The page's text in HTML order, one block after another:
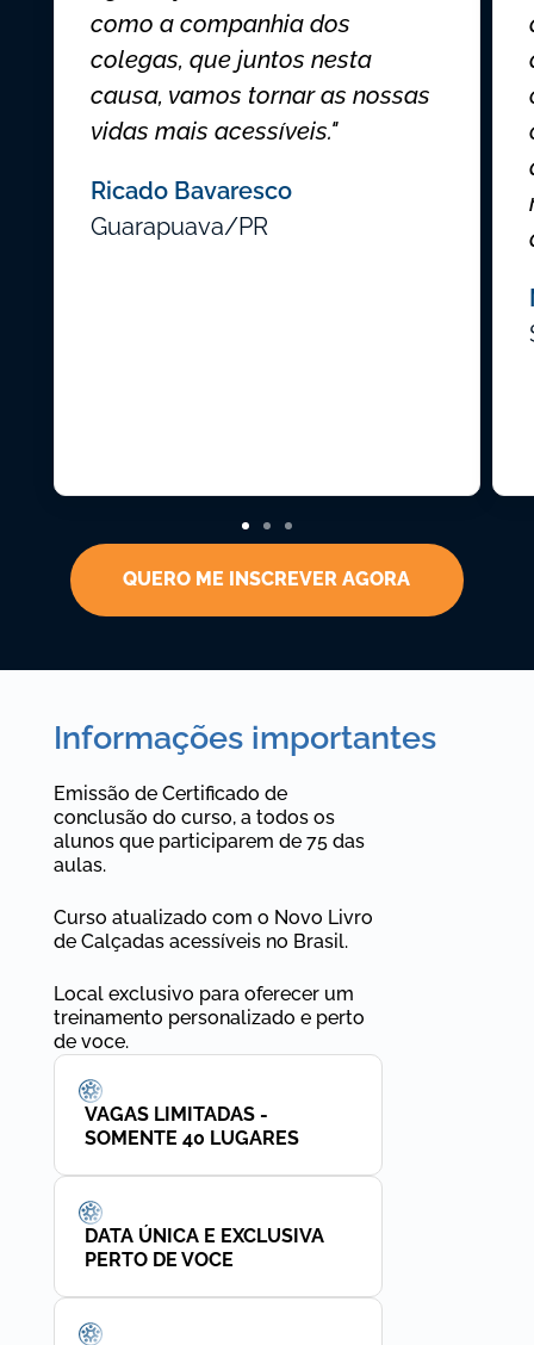
como a companhia dos
colegas, que juntos nesta
causa, vamos tornar as nossas
vidas mais acessíveis."
Ricado Bavaresco
Guarapuava/PR
QUERO ME INSCREVER AGORA
Informações importantes
Emissão de Certificado de
conclusão do curso, a todos os
alunos que participarem de 75 das
aulas.
Curso atualizado com o Novo Livro
de Calçadas acessíveis no Brasil.
Local exclusivo para oferecer um
treinamento personalizado e perto
de voce.
VAGAS LIMITADAS -
SOMENTE 40 LUGARES
DATA ÚNICA E EXCLUSIVA
PERTO DE VOCE